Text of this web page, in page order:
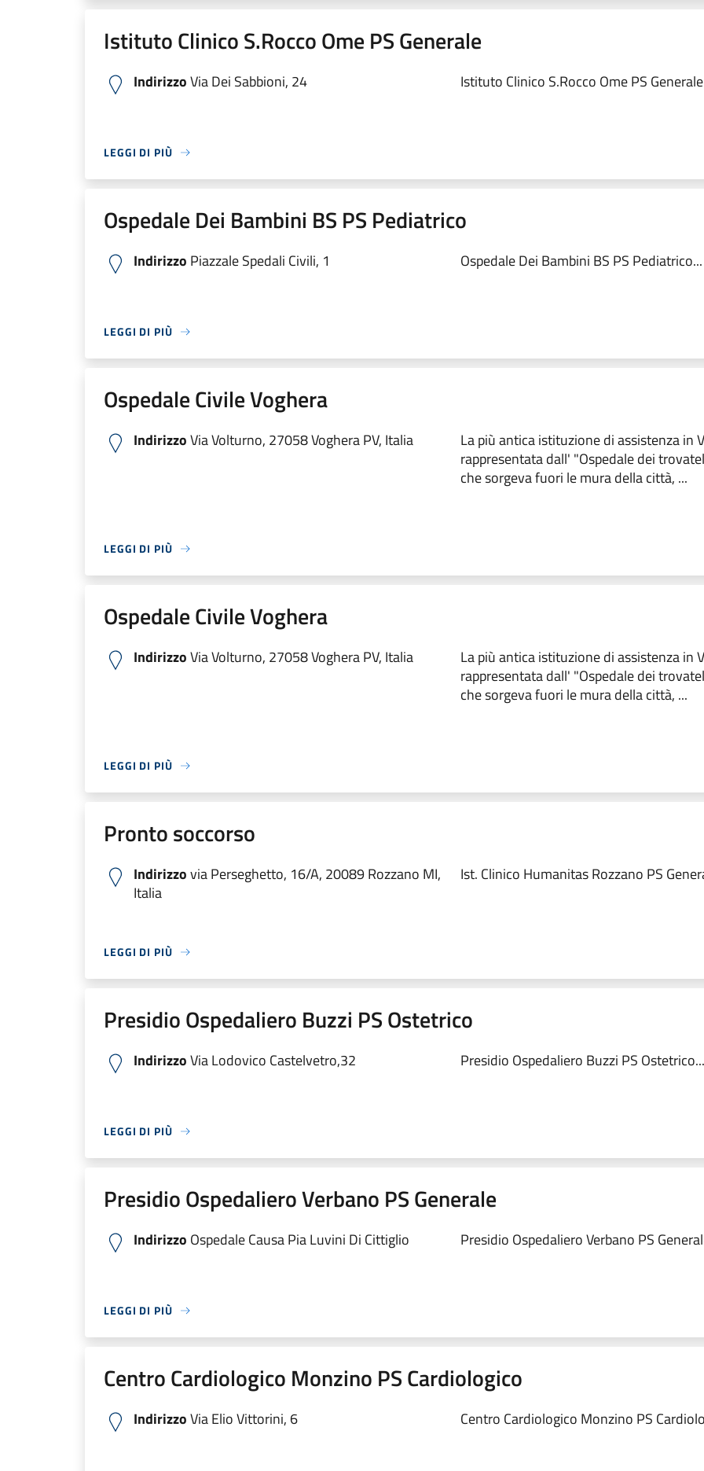
Istituto Clinico S.Rocco Ome PS Generale
IndirizzoVia Dei Sabbioni, 24 Istituto Clinico S.Rocco Ome PS
LEGGI DI PIÙ
Ospedale Dei Bambini BS PS Pediatrico
Indirizzo Piazzale Spedali Civili, 1 Ospedale Dei Bambini BS PS Pediatrico...
LEGGI DI PIÙ
Ospedale Civile Voghera
IndirizzoVia Volturno, 27058 Voghera PV, Italia
La più antica istituzione di assistenza in
rappresentata dall' "Ospedale dei
che sorgeva fuori le mura della città, ...
LEGGI DI PIÙ
Ospedale Civile Voghera
IndirizzoVia Volturno, 27058 Voghera PV, Italia
La più antica istituzione di assistenza in
rappresentata dall' "Ospedale dei
che sorgeva fuori le mura della città, ...
LEGGI DI PIÙ
Pronto soccorso
Indirizzovia Perseghetto, 16/A, 20089 Rozzano MI,
Italia
Ist. Clinico Humanitas Rozzano PS
LEGGI DI PIÙ
Presidio Ospedaliero Buzzi PS Ostetrico
IndirizzoVia Lodovico Castelvetro,32 Presidio Ospedaliero Buzzi PS Ostetrico...
LEGGI DI PIÙ
Presidio Ospedaliero Verbano PS Generale
Indirizzo Ospedale Causa Pia Luvini Di Cittiglio Presidio Ospedaliero Verbano PS
LEGGI DI PIÙ
Centro Cardiologico Monzino PS Cardiologico
IndirizzoVia Elio Vittorini, 6 Centro Cardiologico Monzino PS